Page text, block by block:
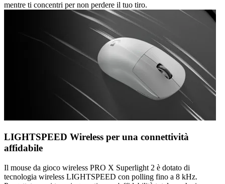
mentre ti concentri per non perdere il tuo tiro.
LIGHTSPEED Wireless per una connettività
affidabile
Il mouse da gioco wireless PRO X Superlight 2 è dotato di
tecnologia wireless LIGHTSPEED con polling fino a 8 kHz.